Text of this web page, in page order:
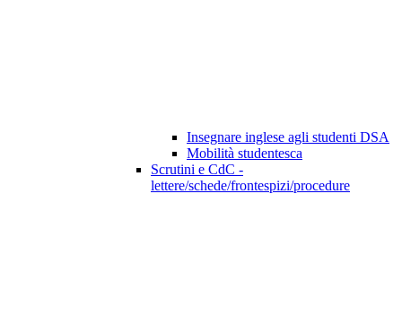
Insegnare inglese agli studenti DSA
Mobilità studentesca
Scrutini e CdC -
lettere/schede/frontespizi/procedure